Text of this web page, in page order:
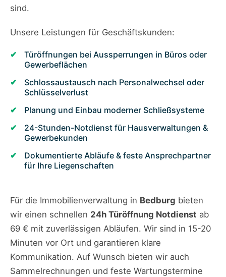
sind.
Unsere Leistungen für Geschäftskunden:
Türöffnungen bei Aussperrungen in Büros oder
Gewerbeflächen
Schlossaustausch nach Personalwechsel oder
Schlüsselverlust
Planung und Einbau moderner Schließsysteme
24-Stunden-Notdienst für Hausverwaltungen &
Gewerbekunden
Dokumentierte Abläufe & feste Ansprechpartner
für Ihre Liegenschaften
Für die Immobilienverwaltung in Bedburg bieten
wir einen schnellen 24h Türöffnung Notdienst ab
69 € mit zuverlässigen Abläufen. Wir sind in 15-20
Minuten vor Ort und garantieren klare
Kommunikation. Auf Wunsch bieten wir auch
Sammelrechnungen und feste Wartungstermine